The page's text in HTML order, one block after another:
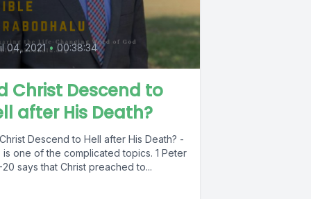
04, 2021 • 00:38:34
Christ Descend to
after His Death?
Descend to Hell after His Death? -
is one of the complicated topics. 1 Peter
20 says that Christ preached to...